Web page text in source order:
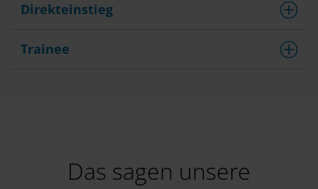
Direkteinstieg
Trainee
Das sagen unsere